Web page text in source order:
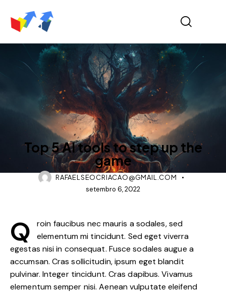
BLOG
Top 5 AI tools to step up the
game
RAFAELSEOCRIACAO@GMAIL.COM
setembro 6, 2022
Q
roin faucibus nec mauris a sodales, sed
elementum mi tincidunt. Sed eget viverra
egestas nisi in consequat. Fusce sodales augue a
accumsan. Cras sollicitudin, ipsum eget blandit
pulvinar. Integer tincidunt. Cras dapibus. Vivamus
elementum semper nisi. Aenean vulputate eleifend